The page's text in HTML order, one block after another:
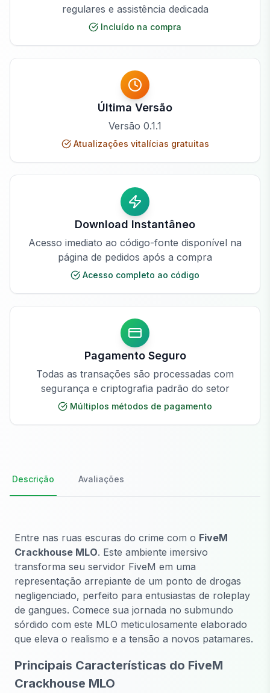
regulares e assistência dedicada
Incluído na compra
Última Versão
Versão 0.1.1
Atualizações vitalícias gratuitas
Download Instantâneo
Acesso imediato ao código-fonte disponível na
página de pedidos após a compra
Acesso completo ao código
Pagamento Seguro
Todas as transações são processadas com
segurança e criptografia padrão do setor
Múltiplos métodos de pagamento
Descrição Avaliações
Entre nas ruas escuras do crime com o FiveM
Crackhouse MLO. Este ambiente imersivo
transforma seu servidor FiveM em uma
representação arrepiante de um ponto de drogas
negligenciado, perfeito para entusiastas de roleplay
de gangues. Comece sua jornada no submundo
sórdido com este MLO meticulosamente elaborado
que eleva o realismo e a tensão a novos patamares.
Principais Características do FiveM
Crackhouse MLO